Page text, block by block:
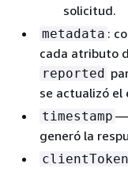
solicitud.
metadata :
cada atributo
reported
se actualizó el
timestamp —
generó la
clientToken